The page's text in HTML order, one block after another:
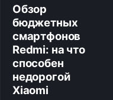
Обзор
бюджетных
смартфонов
Redmi: на что
способен
недорогой
Xiaomi